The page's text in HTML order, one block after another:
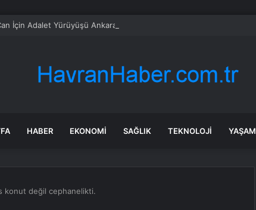
İçin Adalet Yürüyüşü Ankara’da Sona Erdi
HABER EKONOMI SAĞLIK TEKNOLOJI YAŞAM
konut değil cephanelikti.